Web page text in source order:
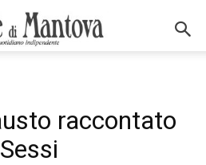
raccontato